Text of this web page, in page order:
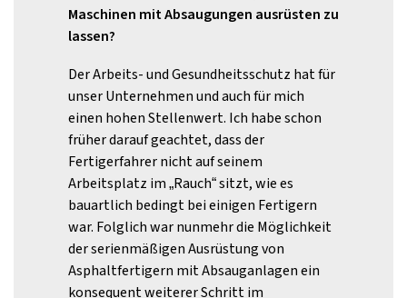
Maschinen mit Absaugungen ausrüsten zu
lassen?
Der Arbeits- und Gesundheitsschutz hat für
unser Unternehmen und auch für mich
einen hohen Stellenwert. Ich habe schon
früher darauf geachtet, dass der
Fertigerfahrer nicht auf seinem
Arbeitsplatz im „Rauch“ sitzt, wie es
bauartlich bedingt bei einigen Fertigern
war. Folglich war nunmehr die Möglichkeit
der serienmäßigen Ausrüstung von
Asphaltfertigern mit Absauganlagen ein
konsequent weiterer Schritt im